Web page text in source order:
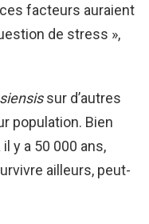
facteurs auraient
de stress »,
sur d’autres
population. Bien
y a 50 000 ans,
ailleurs, peut-